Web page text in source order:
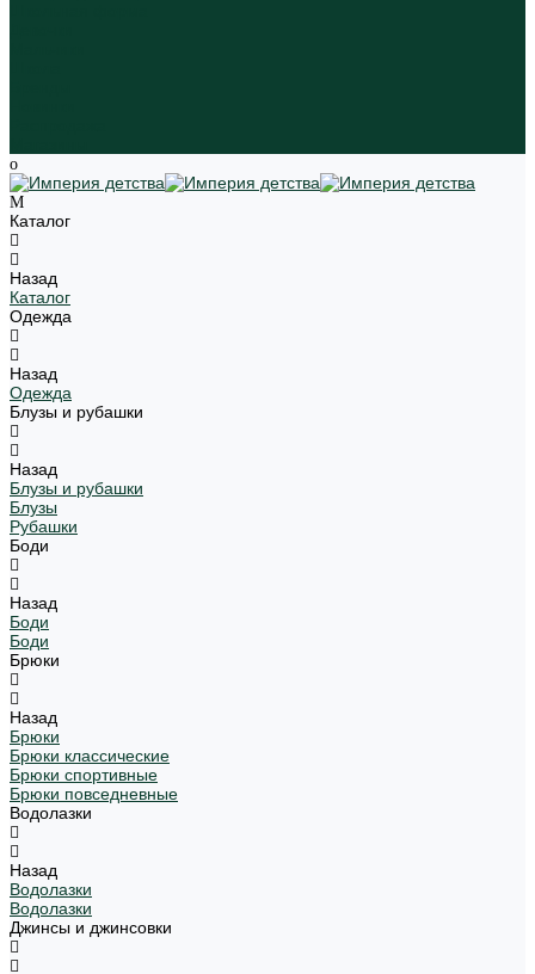
Каталог
Назад
Каталог
Одежда
Назад
Одежда
Блузы и рубашки
Назад
Блузы и рубашки
Блузы
Рубашки
Боди
Назад
Боди
Боди
Брюки
Назад
Брюки
Брюки классические
Брюки спортивные
Брюки повседневные
Водолазки
Назад
Водолазки
Водолазки
Джинсы и джинсовки